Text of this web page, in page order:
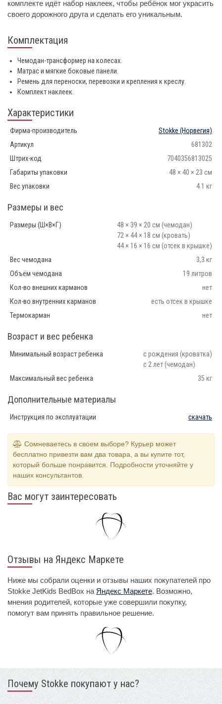
комплекте идёт набор наклеек, чтобы ребёнок мог украсить
своего дорожного друга и сделать его уникальным.
Комплектация
Чемодан-трансформер на колесах.
Матрас и мягкие боковые панели.
Ремень для переноски, перевозки и крепления к креслу.
Комплект наклеек.
Характеристики
Фирма-производитель Stokke (Норвегия)
Артикул
681302
Штрих-код
7040356813025
Габариты упаковки
48 × 40 × 23 см
Вес упаковки
4.1 кг
Размеры и вес
Размеры (Ш×В×Г)
48 × 39 × 20 см (чемодан)
72 × 44 × 18 см (кровать)
44 × 16 × 16 см (отсек в крышке)
Вес чемодана
3,3 кг
Объём чемодана
19 литров
Кол-во внешних карманов
нет
Кол-во внутренних карманов
есть отсек в крышке
Термокарман
нет
Возраст и вес ребенка
Минимальный возраст ребенка
с рождения (кроватка)
с 2 лет (чемодан)
Максимальный вес ребенка
35 кг
Дополнительные материалы
Инструкция по эксплуатации скачать
Сомневаетесь в своем выборе? Курьер может
бесплатно привезти вам два товара, а вы купите тот,
который больше понравится. Подробности уточняйте у
наших консультантов.
Вас могут заинтересовать
Отзывы на Яндекс Маркете
Ниже мы собрали оценки и отзывы наших покупателей про
Stokke JetKids BedBox на Яндекс Маркете. Возможно,
мнения родителей, которые уже совершили покупку,
помогут вам принять правильное решение.
Почему Stokke покупают у нас?